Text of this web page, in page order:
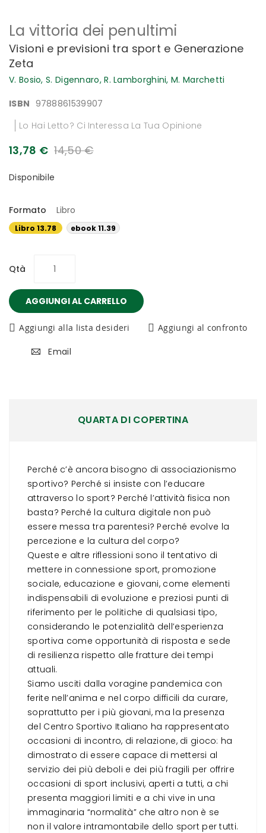
La vittoria dei penultimi
Visioni e previsioni tra sport e Generazione
Zeta
V. Bosio, S. Digennaro,R. Lamborghini,M. Marchetti
ISBN 9788861539907
Lo Hai Letto? Ci Interessa La Tua Opinione
13,78 € 14,50 €
Disponibile
Formato Libro
Libro 13.78
ebook 11.39
Qtà
AGGIUNGI AL CARRELLO
Aggiungi alla lista desideri Aggiungi al confronto
Email
all'inizio
galleria
di
immagini
QUARTA DI COPERTINA
Perché c’è ancora bisogno di associazionismo
sportivo? Perché si insiste con l’educare
attraverso lo sport? Perché l’attività fisica non
basta? Perché la cultura digitale non può
essere messa tra parentesi? Perché evolve la
percezione e la cultura del corpo?
Queste e altre riflessioni sono il tentativo di
mettere in connessione sport, promozione
sociale, educazione e giovani, come elementi
indispensabili di evoluzione e preziosi punti di
riferimento per le politiche di qualsiasi tipo,
considerando le potenzialità dell’esperienza
sportiva come opportunità di risposta e sede
di resilienza rispetto alle fratture dei tempi
attuali.
Siamo usciti dalla voragine pandemica con
ferite nell’anima e nel corpo difficili da curare,
soprattutto per i più giovani, ma la presenza
del Centro Sportivo Italiano ha rappresentato
occasioni di incontro, di relazione, di gioco: ha
dimostrato di essere capace di mettersi al
servizio dei più deboli e dei più fragili per offrire
occasioni di sport inclusivi, aperti a tutti, a chi
presenta maggiori limiti e a chi vive in una
immaginaria “normalità” che altro non è se
non il valore intramontabile dello sport per tutti.